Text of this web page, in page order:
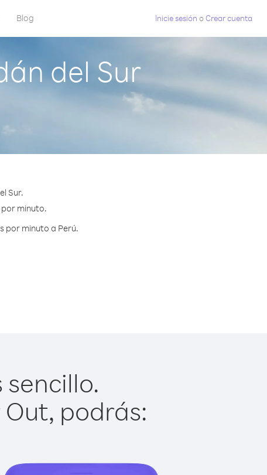
Blog Inicie sesión oCrear cuenta
del Sur
Sur.
por minuto.
por minuto a Perú.
podrás: